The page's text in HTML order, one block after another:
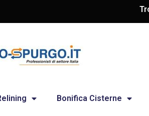
Bonifica Cisterne